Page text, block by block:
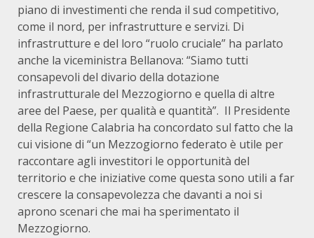
piano di investimenti che renda il sud competitivo,
come il nord, per infrastrutture e servizi. Di
infrastrutture e del loro “ruolo cruciale” ha parlato
anche la viceministra Bellanova: “Siamo tutti
consapevoli del divario della dotazione
infrastrutturale del Mezzogiorno e quella di altre
aree del Paese, per qualità e quantità”. Il Presidente
della Regione Calabria ha concordato sul fatto che la
cui visione di “un Mezzogiorno federato è utile per
raccontare agli investitori le opportunità del
territorio e che iniziative come questa sono utili a far
crescere la consapevolezza che davanti a noi si
aprono scenari che mai ha sperimentato il
Mezzogiorno.